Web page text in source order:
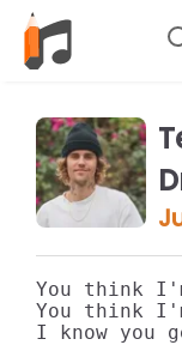
You think
You think
I know you